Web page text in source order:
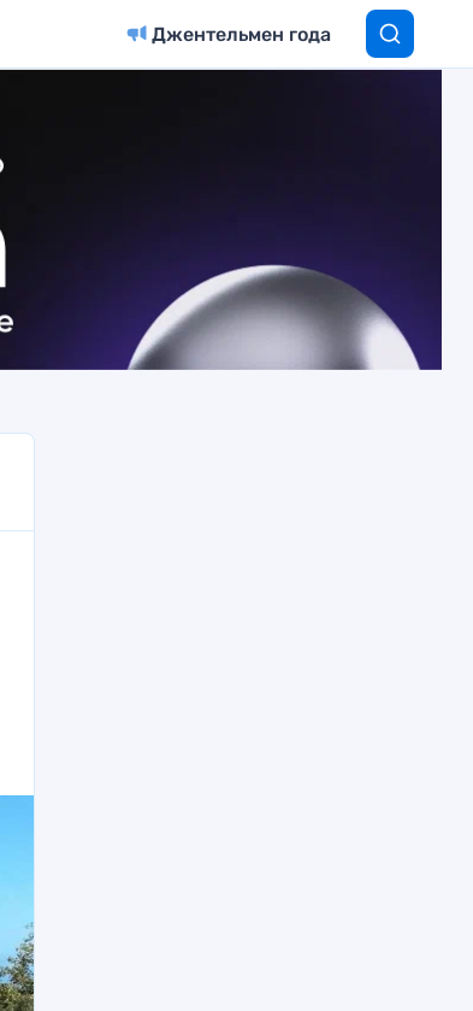
Джентельмен года